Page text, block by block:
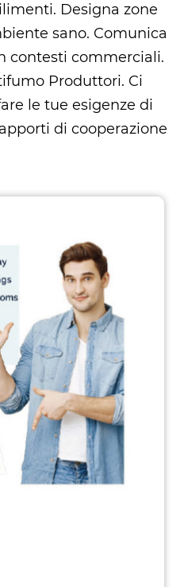
Designa zone
sano. Comunica
contesti commerciali.
Produttori. Ci
le tue esigenze di
di cooperazione